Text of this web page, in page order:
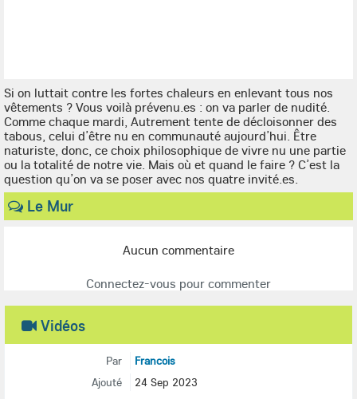
Si on luttait contre les fortes chaleurs en enlevant tous nos
vêtements ? Vous voilà prévenu.es : on va parler de nudité.
Comme chaque mardi, Autrement tente de décloisonner des
tabous, celui d’être nu en communauté aujourd’hui. Être
naturiste, donc, ce choix philosophique de vivre nu une partie
ou la totalité de notre vie. Mais où et quand le faire ? C’est la
question qu’on va se poser avec nos quatre invité.es.
Le Mur
Aucun commentaire
Connectez-vous pour commenter
Vidéos
Par
Francois
Ajouté
24 Sep 2023